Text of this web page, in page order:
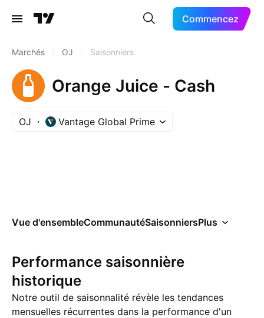
Commencez
Marchés OJ Saisonniers
Orange Juice - Cash
OJ Vantage Global Prime
Vue d'ensembleCommunautéSaisonniersPlus
Performance saisonnière
historique
Notre outil de saisonnalité révèle les tendances
mensuelles récurrentes dans la performance d'un